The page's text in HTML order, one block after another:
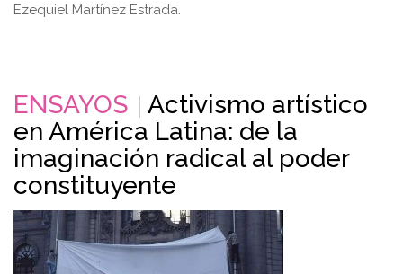
Ezequiel Martínez Estrada.
ENSAYOS
Activismo artístico
en América Latina: de la
imaginación radical al poder
constituyente